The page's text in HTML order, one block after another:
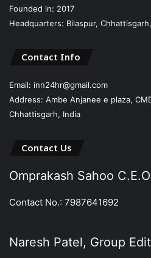
Founded in: 2017
Headquarters: Bilaspur,
Contact Info
Email: inn24hr@gmail.com
Address: Ambe Anjanee e plaza,
Chhattisgarh, India
Contact Us
Omprakash Sahoo C.E.O
Contact No.: 7987641692
Naresh Patel, Group